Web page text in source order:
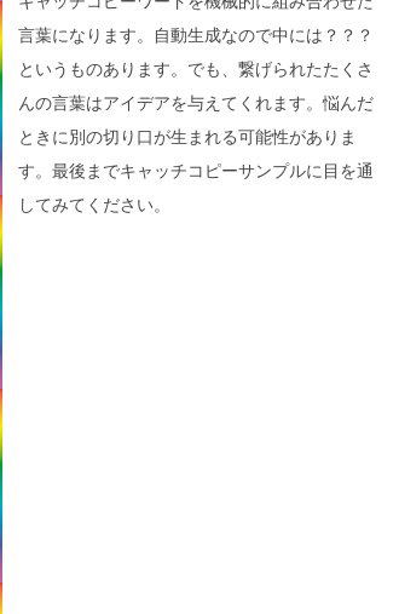
言葉になります。自動生成なので中には？？？
というものあります。でも、繋げられたたくさ
んの言葉はアイデアを与えてくれます。悩んだ
ときに別の切り口が生まれる可能性がありま
す。最後までキャッチコピーサンプルに目を通
してみてください。